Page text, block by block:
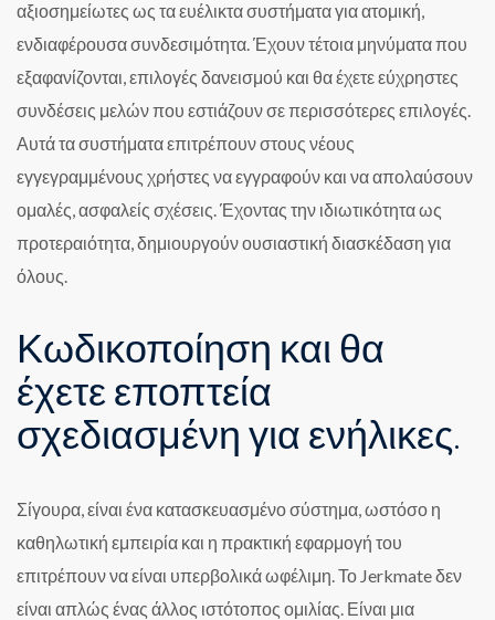
αξιοσημείωτες ως τα ευέλικτα συστήματα για ατομική,
ενδιαφέρουσα συνδεσιμότητα. Έχουν τέτοια μηνύματα που
εξαφανίζονται, επιλογές δανεισμού και θα έχετε εύχρηστες
συνδέσεις μελών που εστιάζουν σε περισσότερες επιλογές.
Αυτά τα συστήματα επιτρέπουν στους νέους
εγγεγραμμένους χρήστες να εγγραφούν και να απολαύσουν
ομαλές, ασφαλείς σχέσεις. Έχοντας την ιδιωτικότητα ως
προτεραιότητα, δημιουργούν ουσιαστική διασκέδαση για
όλους.
Κωδικοποίηση και θα
έχετε εποπτεία
σχεδιασμένη για ενήλικες.
Σίγουρα, είναι ένα κατασκευασμένο σύστημα, ωστόσο η
καθηλωτική εμπειρία και η πρακτική εφαρμογή του
επιτρέπουν να είναι υπερβολικά ωφέλιμη. Το Jerkmate δεν
είναι απλώς ένας άλλος ιστότοπος ομιλίας. Είναι μια